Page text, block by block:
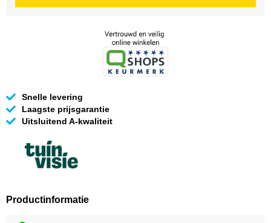
Snelle levering
Laagste prijsgarantie
Uitsluitend A-kwaliteit
Productinformatie